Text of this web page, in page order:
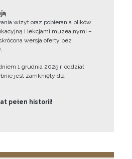
wizyt oraz pobierania plików
i lekcjami muzealnymi –
wersja oferty bez
1 grudnia 2025 r. oddział
jest zamknięty dla
pełen historii!